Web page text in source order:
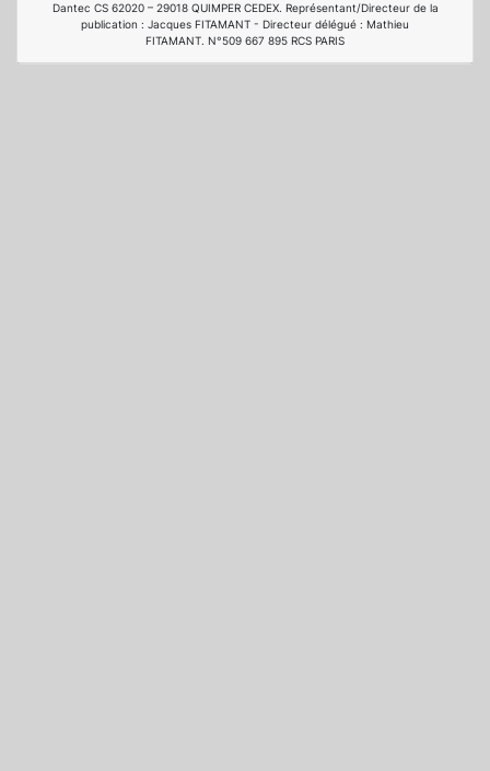
Dantec CS 62020 – 29018 QUIMPER CEDEX. Représentant/Directeur de la
publication : Jacques FITAMANT - Directeur délégué : Mathieu
FITAMANT. N°509 667 895 RCS PARIS